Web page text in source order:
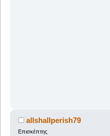
allshallperish79
Επισκέπτης